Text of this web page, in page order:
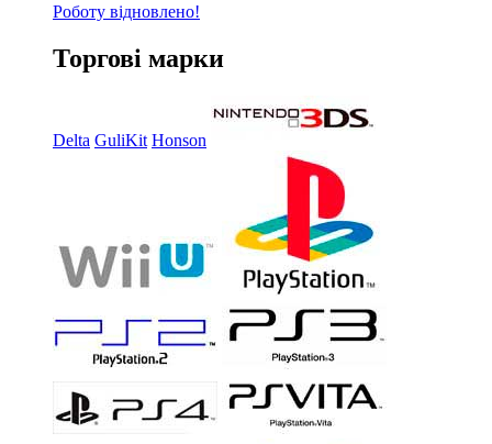
Роботу відновлено!
Торгові марки
Delta GuliKit Honson